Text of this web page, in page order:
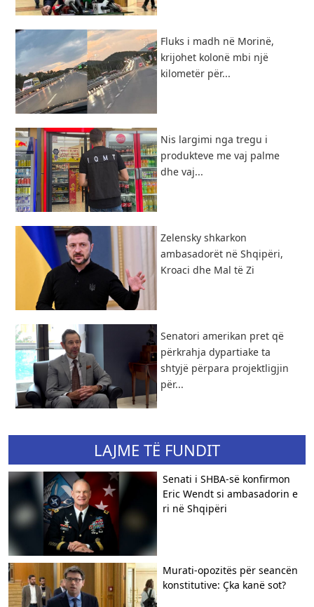
Fluks i madh në Morinë,
krijohet kolonë mbi një
kilometër për...
Nis largimi nga tregu i
produkteve me vaj palme
dhe vaj...
Zelensky shkarkon
ambasadorët në Shqipëri,
Kroaci dhe Mal të Zi
Senatori amerikan pret që
përkrahja dypartiake ta
shtyjë përpara projektligjin
për...
LAJME TË FUNDIT
Senati i SHBA-së konfirmon
Eric Wendt si ambasadorin e
ri në Shqipëri
​Murati-opozitës për seancën
konstitutive: Çka kanë sot?